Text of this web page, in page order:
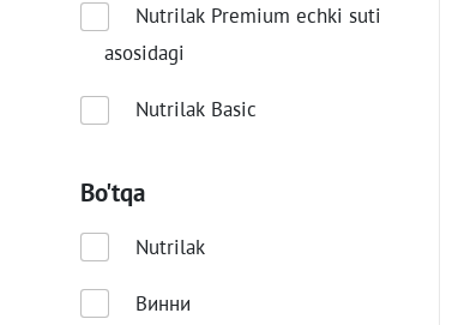
Nutrilak Premium echki suti
asosidagi
Nutrilak Basic
Bo'tqa
Nutrilak
Винни